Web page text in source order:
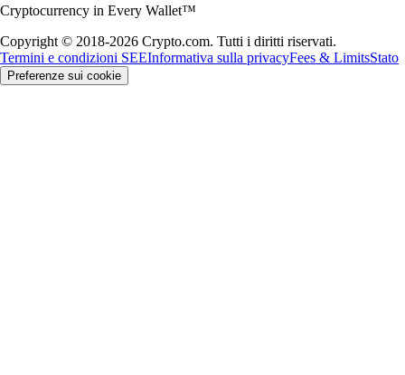
Cryptocurrency in Every Wallet™
Copyright © 2018-2026 Crypto.com. Tutti i diritti riservati.
Termini e condizioni SEEInformativa sulla privacyFees & LimitsStato
Preferenze sui cookie